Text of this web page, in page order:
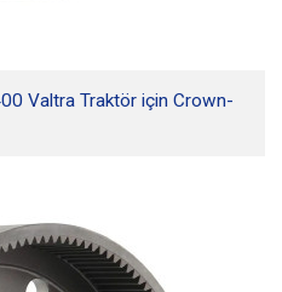
Valtra Traktör için Crown-